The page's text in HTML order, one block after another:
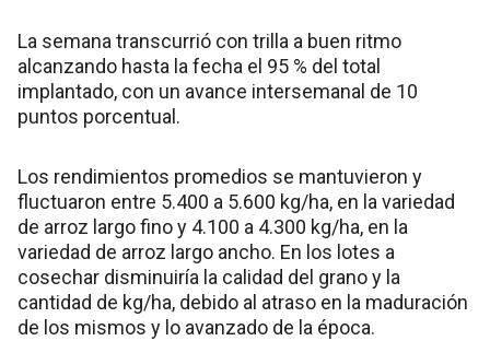
La semana transcurrió con trilla a buen ritmo
alcanzando hasta la fecha el 95 % del total
implantado, con un avance intersemanal de 10
puntos porcentual.
Los rendimientos promedios se mantuvieron y
fluctuaron entre 5.400 a 5.600 kg/ha, en la variedad
de arroz largo fino y 4.100 a 4.300 kg/ha, en la
variedad de arroz largo ancho. En los lotes a
cosechar disminuiría la calidad del grano y la
cantidad de kg/ha, debido al atraso en la maduración
de los mismos y lo avanzado de la época.